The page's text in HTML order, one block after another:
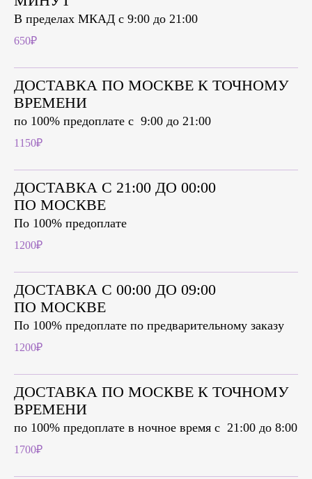
В пределах МКАД с 9:00 до 21:00
650₽
ДОСТАВКА ПО МОСКВЕ К ТОЧНОМУ
ВРЕМЕНИ
по 100% предоплате c 9:00 до 21:00
1150₽
ДОСТАВКА С 21:00 ДО 00:00
ПО МОСКВЕ
По 100% предоплате
1200₽
ДОСТАВКА С 00:00 ДО 09:00
ПО МОСКВЕ
По 100% предоплате по предварительному заказу
1200₽
ДОСТАВКА ПО МОСКВЕ К ТОЧНОМУ
ВРЕМЕНИ
по 100% предоплате в ночное время c 21:00 до 8:00
1700₽